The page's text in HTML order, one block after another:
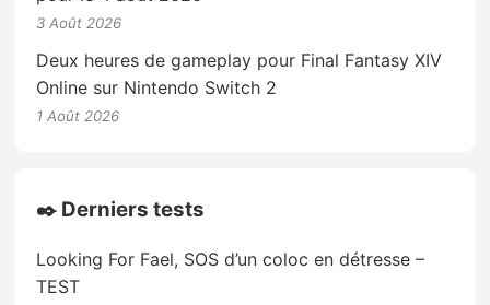
3 Août 2026
Deux heures de gameplay pour Final Fantasy XIV
Online sur Nintendo Switch 2
1 Août 2026
✒️ Derniers tests
Looking For Fael, SOS d’un coloc en détresse –
TEST